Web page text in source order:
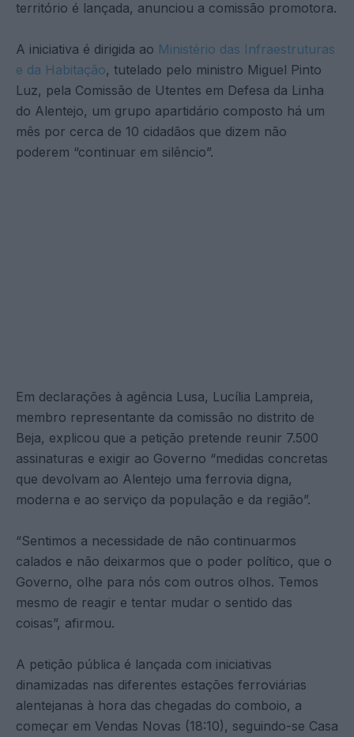
território é lançada, anunciou a comissão promotora.
A iniciativa é dirigida ao Ministério das Infraestruturas
e da Habitação, tutelado pelo ministro Miguel Pinto
Luz, pela Comissão de Utentes em Defesa da Linha
do Alentejo, um grupo apartidário composto há um
mês por cerca de 10 cidadãos que dizem não
poderem “continuar em silêncio”.
Em declarações à agência Lusa, Lucília Lampreia,
membro representante da comissão no distrito de
Beja, explicou que a petição pretende reunir 7.500
assinaturas e exigir ao Governo “medidas concretas
que devolvam ao Alentejo uma ferrovia digna,
moderna e ao serviço da população e da região”.
“Sentimos a necessidade de não continuarmos
calados e não deixarmos que o poder político, que o
Governo, olhe para nós com outros olhos. Temos
mesmo de reagir e tentar mudar o sentido das
coisas”, afirmou.
A petição pública é lançada com iniciativas
dinamizadas nas diferentes estações ferroviárias
alentejanas à hora das chegadas do comboio, a
começar em Vendas Novas (18:10), seguindo-se Casa